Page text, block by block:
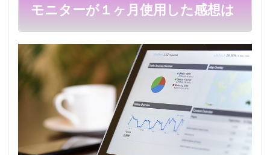
モニターが１ヶ月使用した感想は